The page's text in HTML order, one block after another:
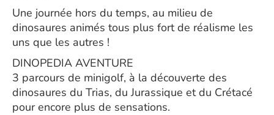
Une journée hors du temps, au milieu de
dinosaures animés tous plus fort de réalisme les
uns que les autres !
DINOPEDIA AVENTURE
3 parcours de minigolf, à la découverte des
dinosaures du Trias, du Jurassique et du Crétacé
pour encore plus de sensations.